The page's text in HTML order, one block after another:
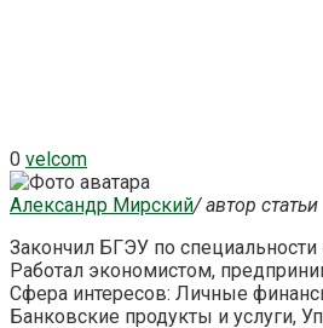
0 velcom
Александр Мирский/ автор статьи
Закончил БГЭУ по
Работал экономистом,
Сфера интересов: Личные
Банковские продукты и услуги,